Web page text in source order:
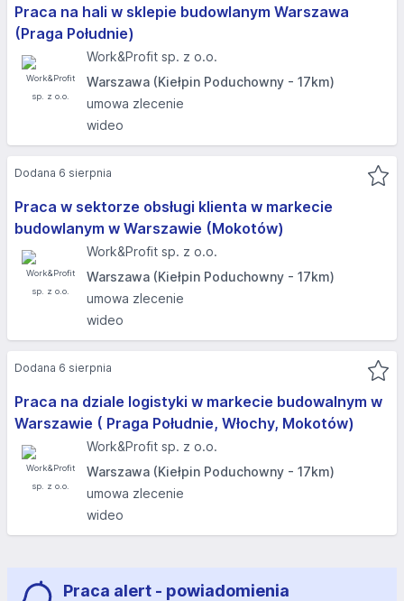
Praca na hali w sklepie budowlanym Warszawa
(Praga Południe)
Work&Profit sp. z o.o.
Warszawa (Kiełpin Poduchowny - 17km)
umowa zlecenie
wideo
Praca w sektorze obsługi klienta w markecie
budowlanym w Warszawie (Mokotów)
Work&Profit sp. z o.o.
Warszawa (Kiełpin Poduchowny - 17km)
umowa zlecenie
wideo
Dodana 6 sierpnia
Praca na dziale logistyki w markecie budowalnym w
Warszawie ( Praga Południe, Włochy, Mokotów)​
Work&Profit sp. z o.o.
Warszawa (Kiełpin Poduchowny - 17km)
umowa zlecenie
wideo
Dodana 6 sierpnia
Praca alert - powiadomienia